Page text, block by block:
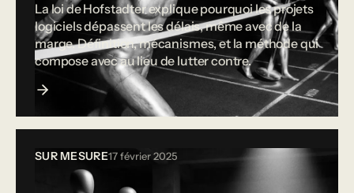
La loi de Hofstadter explique pourquoi les projets
logiciels dépassent les délais, même avec de la
marge. Définition, mécanismes, et la méthode qui
compose avec au lieu de lutter contre.
SUR MESURE17 février 2025